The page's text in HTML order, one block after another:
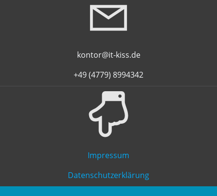
kontor@it-kiss.de
+49 (4779) 8994342
Impressum
Datenschutzerklärung